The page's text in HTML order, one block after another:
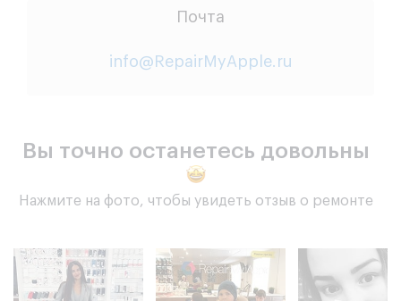
Почта
info@RepairMyApple.ru
Вы точно останетесь довольны
Нажмите на фото, чтобы увидеть отзыв о ремонте